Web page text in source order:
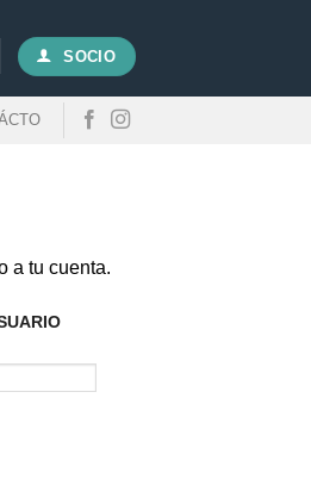
SOCIO
a tu cuenta.